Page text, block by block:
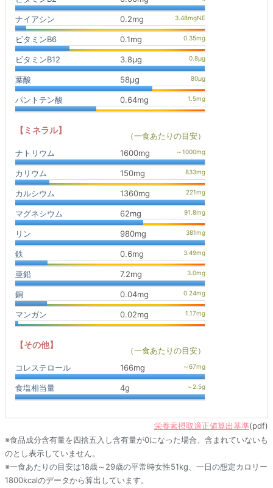
ナイアシン 0.2mg
ビタミンB6 0.1mg
ビタミンB12 3.8μg
葉酸 58μg
パントテン酸 0.64mg
【ミネラル】
（一食あたりの目安）
ナトリウム
1600mg
カリウム 150mg
カルシウム 1360mg
マグネシウム 62mg
リン 980mg
鉄 0.6mg
亜鉛 7.2mg
銅 0.04mg
マンガン 0.02mg
【その他】
（一食あたりの目安）
コレステロール
166mg
食塩相当量 4g
栄養素摂取適正値算出基準(pdf)
※食品成分含有量を四捨五入し含有量が0になった場合、含まれていないも
のとし表示していません。
※一食あたりの目安は18歳～29歳の平常時女性51kg、一日の想定カロリー
1800kcalのデータから算出しています。